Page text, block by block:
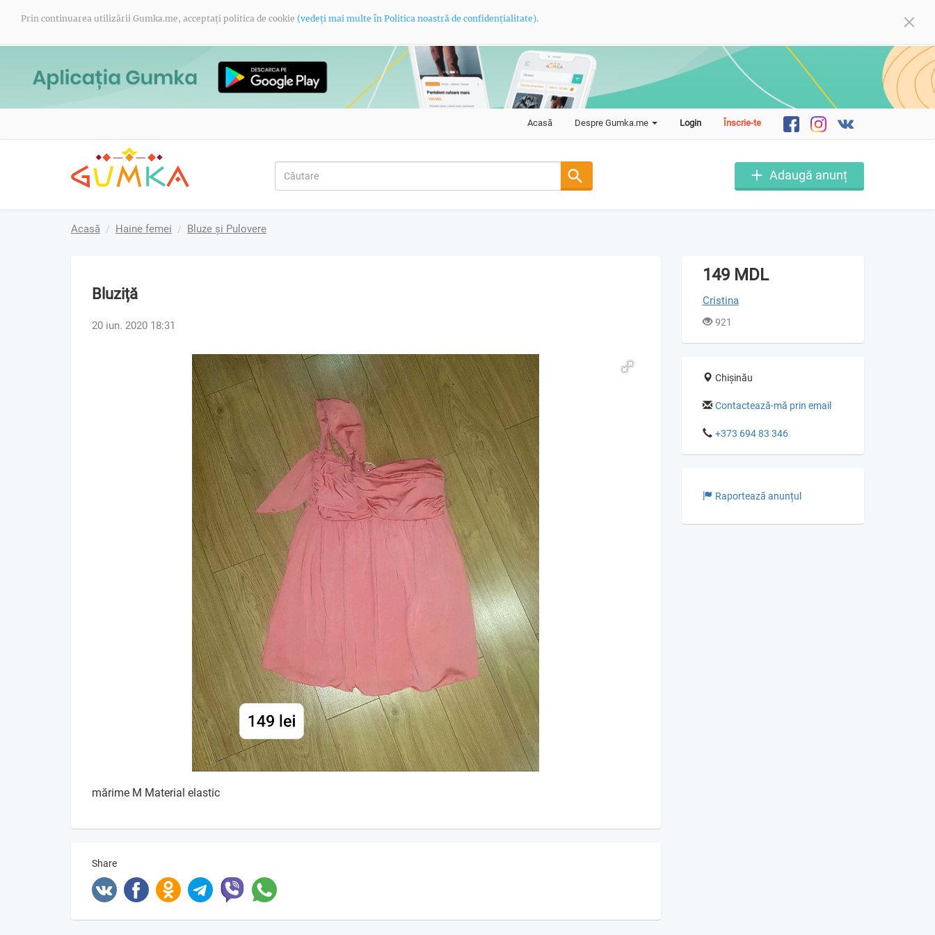
Prin continuarea utilizării Gumka.me, acceptați politica de cookie (vedeți mai multe în Politica noastră de confidențialitate).
Acasă Despre Gumka.me Login Înscrie-te
Adaugă anunț
Acasă Haine femei Bluze și Pulovere
Bluziță
20 iun. 2020 18:31
mărime M Material elastic
Share
149 MDL
Cristina
921
Chișinău
Contactează-mă prin email
+373 694 83 346
Raportează anunțul